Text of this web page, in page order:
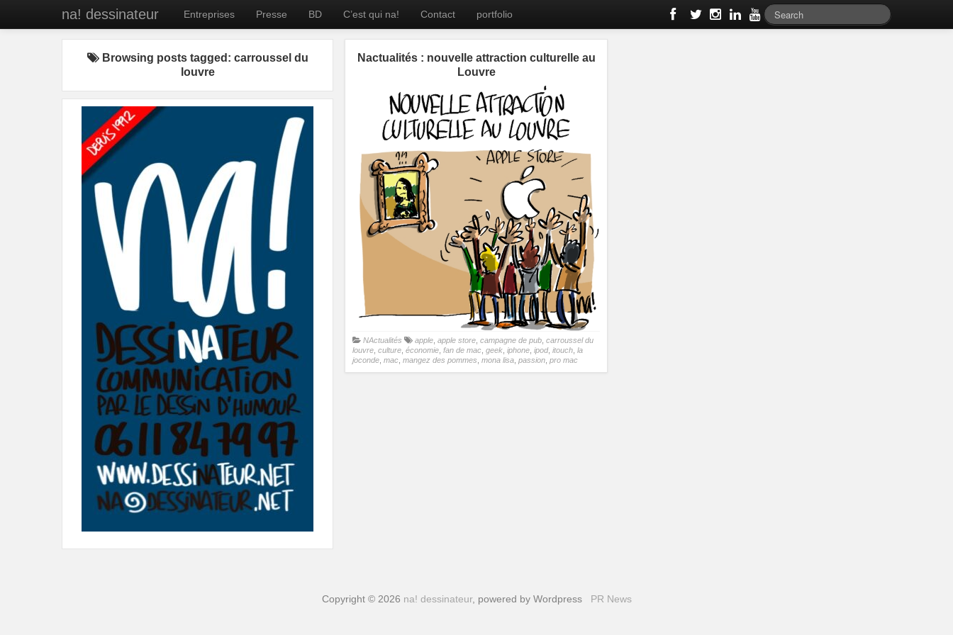
na! dessinateur Entreprises Presse BD C’est qui na! Contact portfolio
Browsing posts tagged: carroussel du
louvre
Nactualités : nouvelle attraction culturelle au
Louvre
NActualités apple apple store campagne de pub carroussel du
louvre culture économie fan de mac geek iphone ipod, itouch la
joconde mac mangez des pommes mona lisa passion pro mac
Copyright © 2026 na! dessinateur, powered by Wordpress PR News